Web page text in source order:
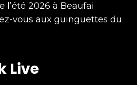
l’été 2026 à Beaufai
vous aux guinguettes du
Live